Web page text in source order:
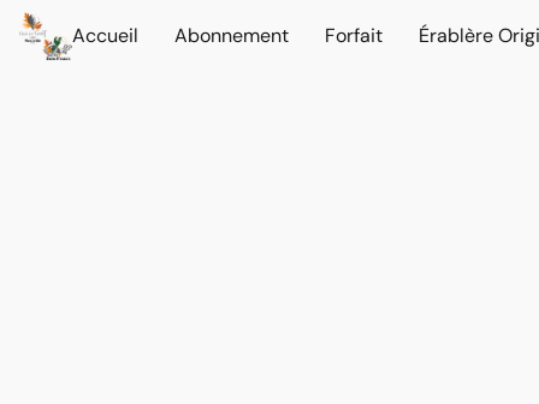
Accueil Abonnement Forfait Érablère